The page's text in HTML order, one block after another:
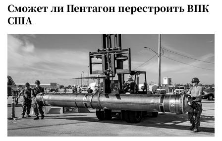
Сможет ли Пентагон перестроить ВПК
США